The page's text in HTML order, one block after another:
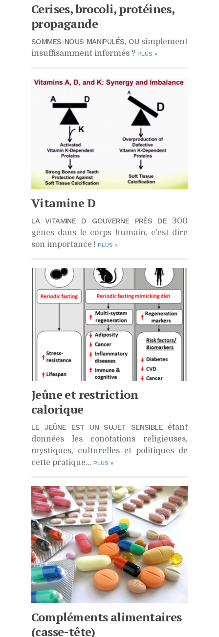
Cerises, brocoli, protéines,
propagande
SOMMES-NOUS MANIPULÉS, OU simplement
insuffisamment informés ? PLUS »
Vitamine D
LA VITAMINE D GOUVERNE PRÈS DE300
gènes dans le corps humain, c'est dire
son importance ! PLUS »
Jeûne et restriction
calorique
LE JEÛNE EST UN SUJET SENSIBLEétant
données les conotations religieuses,
mystiques, culturelles et politiques de
cette pratique… PLUS »
Compléments alimentaires
(casse-tête)